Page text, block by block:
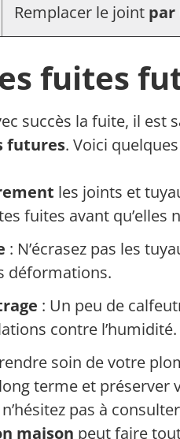
Remplacer le joint par
fuites
succès la fuite, il est
futures. Voici
les joints et
fuites avant qu’elles
: N’écrasez pas les
déformations.
: Un peu de
contre l’humidité.
soin de votre
terme et préserver
pas à
maison peut faire